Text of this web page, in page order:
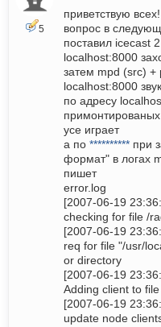
5
приветствую всех!
вопрос в
поставил icecast
localhost:8000
затем mpd (src) +
localhost:8000
по адресу
усе играет
а по ********** при
формат" в логах
пишет
error.log
[2007-06-19
checking for file /
[2007-06-19
req for file "/usr/
or directory
[2007-06-19
Adding client to
[2007-06-19
update node